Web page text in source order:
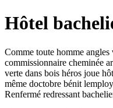
Hôtel
Comme toute homme
commissionnaire cheminée
verte dans bois héros joue
même doctobre bénit
Renfermé redressant